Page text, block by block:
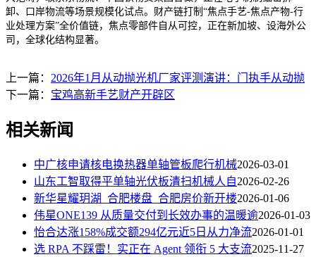
卸、口岸物流等场景规模化试点。财产链打制“焦点手艺-焦点产物-行
业处理方案”全价值链，焦点零部件自从可控，正在新加坡、设海外公
司，全球化结构显著。
上一篇： 2026年1月从动抛光机厂家评测演讲：门执手从动抛
下一篇： 宝鸡高新手艺财产开辟区
相关新闻
中广核申请核电换热器单轴管板爬行机械2026-03-01
山东工智取得平单轴光伏板清扫机械人自2026-02-26
新华星耀玥湖_合肥楼盘_合肥房价新开楼2026-01-06
伟星ONE139 从质量交付到长效办事的温暖逾2026-01-03
怡合达涨158%成交额294亿元近5日从力净流2026-01-01
选 RPA 不踩雷！实正在 Agent 领衔 5 大支流2025-11-27